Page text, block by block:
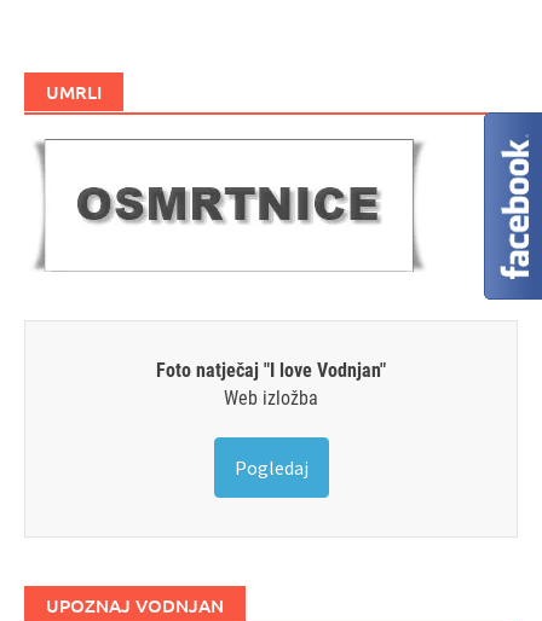
UMRLI
Foto natječaj "I love Vodnjan"
Web izložba
Pogledaj
UPOZNAJ VODNJAN